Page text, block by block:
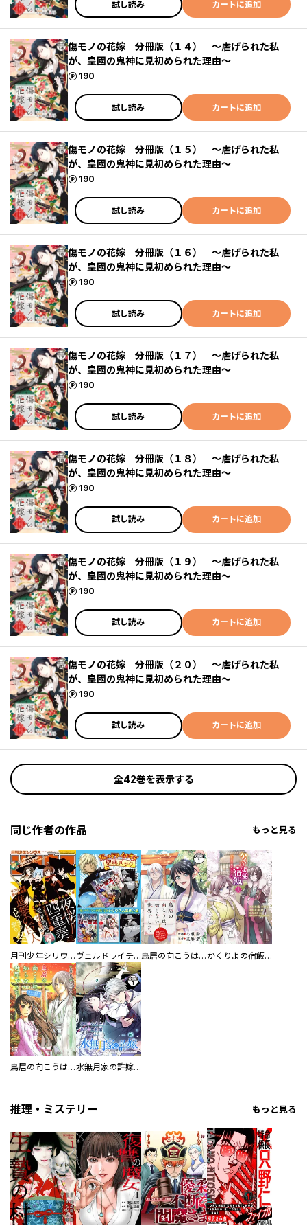
試し読み カートに追加
傷モノの花嫁 分冊版（１４） ～虐げられた私
が、皇國の鬼神に見初められた理由～
190
ポイント
試し読み カートに追加
傷モノの花嫁 分冊版（１５） ～虐げられた私
が、皇國の鬼神に見初められた理由～
190
ポイント
試し読み カートに追加
傷モノの花嫁 分冊版（１６） ～虐げられた私
が、皇國の鬼神に見初められた理由～
190
ポイント
試し読み カートに追加
傷モノの花嫁 分冊版（１７） ～虐げられた私
が、皇國の鬼神に見初められた理由～
190
ポイント
試し読み カートに追加
傷モノの花嫁 分冊版（１８） ～虐げられた私
が、皇國の鬼神に見初められた理由～
190
ポイント
試し読み カートに追加
傷モノの花嫁 分冊版（１９） ～虐げられた私
が、皇國の鬼神に見初められた理由～
190
ポイント
試し読み カートに追加
傷モノの花嫁 分冊版（２０） ～虐げられた私
が、皇國の鬼神に見初められた理由～
190
ポイント
試し読み カートに追加
全42巻を表示する
同じ作者の作品 もっと見る
月刊少年シリウス ヴェルドライチオシ聖典パック 『転スラ』ミニ画集付き シリウス人気作３選 鳥居の向こうは、知らない世界でした。～邪魔者扱いされた少女は癒やしの国で薬師になる～ 分冊版 かくりよの宿飯 あやかしお宿に嫁入りします。
鳥居の向こうは、知らない世界でした。 水無月家の許嫁 ～十六歳の誕生日、本家の当主が迎えに来ました。～ 分冊版
推理・ミステリー もっと見る